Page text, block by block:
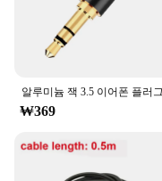
₩369